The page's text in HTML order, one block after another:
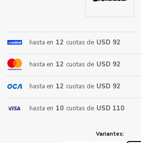
hasta en 12 cuotas de USD 92
hasta en 12 cuotas de USD 92
hasta en 12 cuotas de USD 92
hasta en 10 cuotas de USD 110
Variantes: